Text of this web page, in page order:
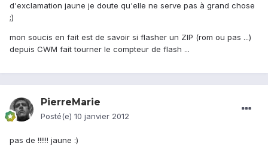
d'exclamation jaune je doute qu'elle ne serve pas à grand chose
;)
mon soucis en fait est de savoir si flasher un ZIP (rom ou pas ...)
depuis CWM fait tourner le compteur de flash ...
PierreMarie
Posté(e) 10 janvier 2012
pas de !!!!!! jaune :)